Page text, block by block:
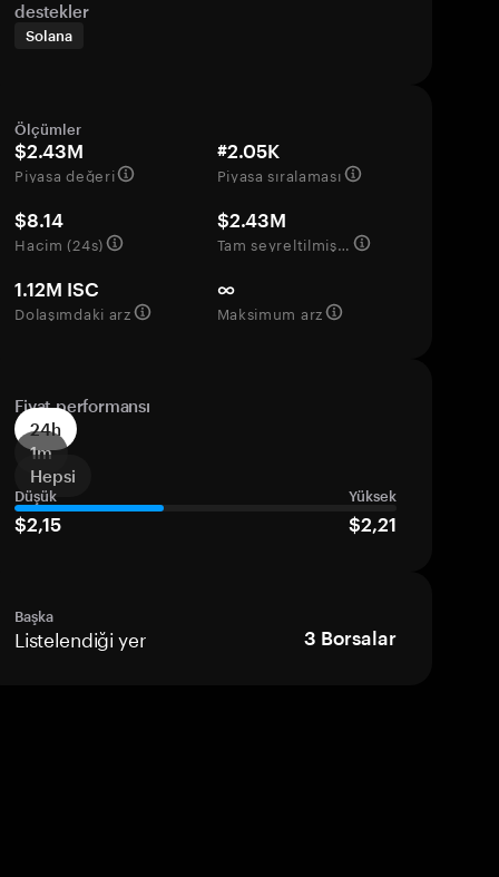
destekler
Solana
Ölçümler
$2.43M
Piyasa değeri
#2.05K
Piyasa sıralaması
$8.14
Hacim (24s)
$2.43M
Tam seyreltilmiş değerleme
1.12M ISC
Dolaşımdaki arz
∞
Maksimum arz
Fiyat performansı
24h
1m
Hepsi
Düşük Yüksek
$2,15 $2,21
Başka
Listelendiği yer 3 Borsalar